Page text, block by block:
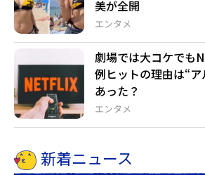
エンタメ
美が全開
エンタメ
劇場では大コケでも
例ヒットの理由は“
あった？
新着ニュース